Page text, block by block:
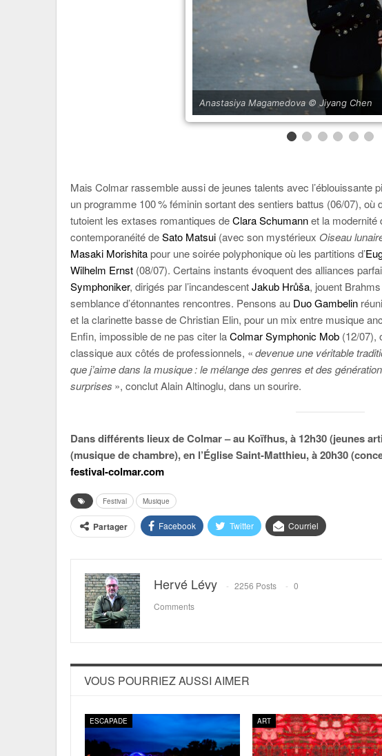
Anastasiya Magamedova © Jiyang Chen
Mais Colmar rassemble aussi de jeunes talents avec l’éblouissante
un programme 100 % féminin sortant des sentiers battus (06/07),
tutoient les extases romantiques deClara Schumannet la modernité
contemporanéité deSato Matsui (avec son mystérieux Oiseau
Masaki Morishitapour une soirée polyphonique où les partitions d’
Wilhelm Ernst (08/07). Certains instants évoquent des alliances
Symphoniker, dirigés par l’incandescentJakub Hrůša, jouent
semblance d’étonnantes rencontres. Pensons au Duo Gambelin
et la clarinette basse de Christian Elin, pour un mix entre musique
Enfin, impossible de ne pas citer laColmar Symphonic Mob (12/07),
classique aux côtés de professionnels, «devenue une véritable
que j’aime dans la musique : le mélange des genres et des
surprises », conclut Alain Altinoglu, dans un sourire.
Dans différents lieux de Colmar – au Koïfhus, à 12h30 (jeunes
(musique de chambre), en l’Église Saint-Matthieu, à 20h30
festival-colmar.com
Festival Musique
Partager Facebook Twitter Courriel
Hervé Lévy 2256 Posts
0
Comments
VOUS POURRIEZ AUSSI AIMER
ESCAPADE ART